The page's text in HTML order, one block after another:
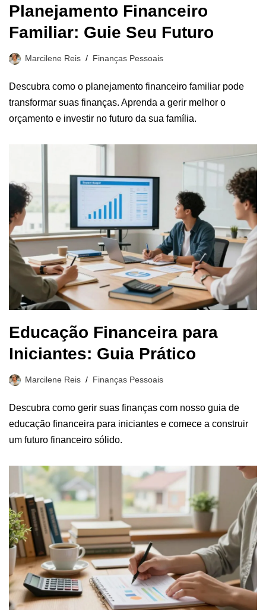
Planejamento Financeiro
Familiar: Guie Seu Futuro
Marcilene Reis Finanças Pessoais
Descubra como o planejamento financeiro familiar pode
transformar suas finanças. Aprenda a gerir melhor o
orçamento e investir no futuro da sua família.
Educação Financeira para
Iniciantes: Guia Prático
Marcilene Reis Finanças Pessoais
Descubra como gerir suas finanças com nosso guia de
educação financeira para iniciantes e comece a construir
um futuro financeiro sólido.